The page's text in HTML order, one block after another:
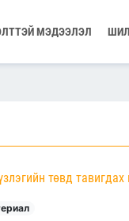
МЭДЭЭЛЭЛ
төвд